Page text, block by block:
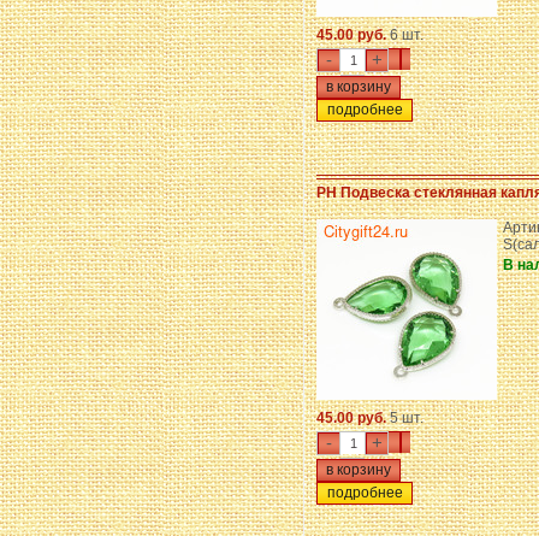
45.00 руб.6 шт.
- +
подробнее
PH Подвеска стеклянная
В
45.00 руб.5 шт.
- +
подробнее